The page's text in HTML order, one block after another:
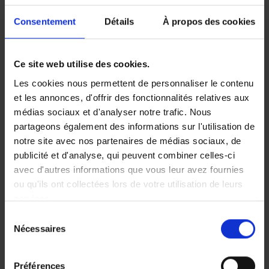
Consentement Détails À propos des cookies
Ce site web utilise des cookies.
Les cookies nous permettent de personnaliser le contenu
et les annonces, d'offrir des fonctionnalités relatives aux
médias sociaux et d'analyser notre trafic. Nous
partageons également des informations sur l'utilisation de
notre site avec nos partenaires de médias sociaux, de
publicité et d'analyse, qui peuvent combiner celles-ci
avec d'autres informations que vous leur avez fournies
ou qu'ils ont collectées lors de votre utilisation de leurs
services.
Nécessaires
Préférences
personnelle.
Comment éviter les
risques pour vous et
votre assurance
Il existe plusieursoptionspour que vous soyez
en ordre :
examens de rétablissement,
rendez-vous médical,